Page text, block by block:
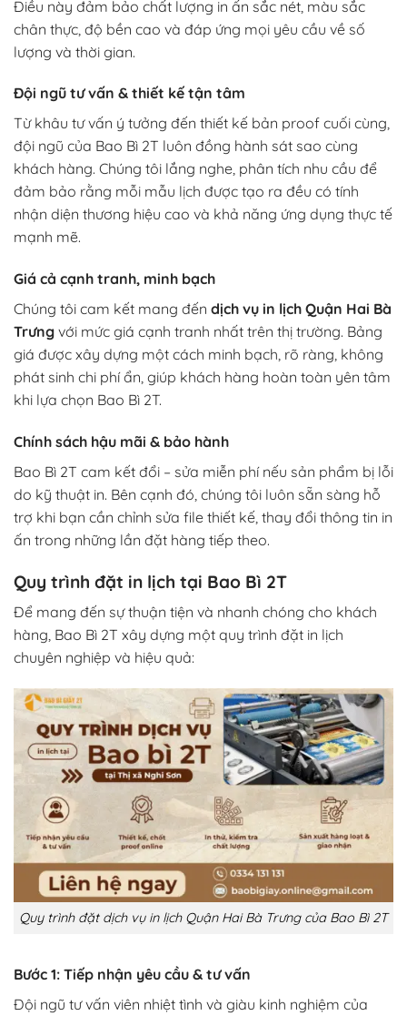
Điều này đảm bảo chất lượng in ấn sắc nét, màu sắc
chân thực, độ bền cao và đáp ứng mọi yêu cầu về số
lượng và thời gian.
Đội ngũ tư vấn & thiết kế tận tâm
Từ khâu tư vấn ý tưởng đến thiết kế bản proof cuối cùng,
đội ngũ của Bao Bì 2T luôn đồng hành sát sao cùng
khách hàng. Chúng tôi lắng nghe, phân tích nhu cầu để
đảm bảo rằng mỗi mẫu lịch được tạo ra đều có tính
nhận diện thương hiệu cao và khả năng ứng dụng thực tế
mạnh mẽ.
Giá cả cạnh tranh, minh bạch
Chúng tôi cam kết mang đến dịch vụ in lịch Quận Hai Bà
Trưng với mức giá cạnh tranh nhất trên thị trường. Bảng
giá được xây dựng một cách minh bạch, rõ ràng, không
phát sinh chi phí ẩn, giúp khách hàng hoàn toàn yên tâm
khi lựa chọn Bao Bì 2T.
Chính sách hậu mãi & bảo hành
Bao Bì 2T cam kết đổi – sửa miễn phí nếu sản phẩm bị lỗi
do kỹ thuật in. Bên cạnh đó, chúng tôi luôn sẵn sàng hỗ
trợ khi bạn cần chỉnh sửa file thiết kế, thay đổi thông tin in
ấn trong những lần đặt hàng tiếp theo.
Quy trình đặt in lịch tại Bao Bì 2T
Để mang đến sự thuận tiện và nhanh chóng cho khách
hàng, Bao Bì 2T xây dựng một quy trình đặt in lịch
chuyên nghiệp và hiệu quả:
Quy trình đặt dịch vụ in lịch Quận Hai Bà Trưng của Bao Bì 2T
Bước 1: Tiếp nhận yêu cầu & tư vấn
Đội ngũ tư vấn viên nhiệt tình và giàu kinh nghiệm của